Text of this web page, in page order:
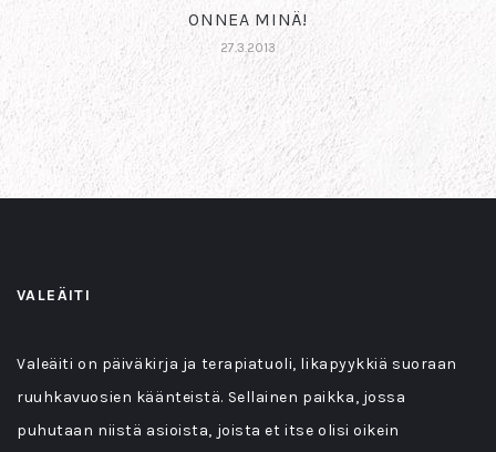
ONNEA MINÄ!
27.3.2013
VALEÄITI
Valeäiti on päiväkirja ja terapiatuoli, likapyykkiä suoraan
ruuhkavuosien käänteistä. Sellainen paikka, jossa
puhutaan niistä asioista, joista et itse olisi oikein